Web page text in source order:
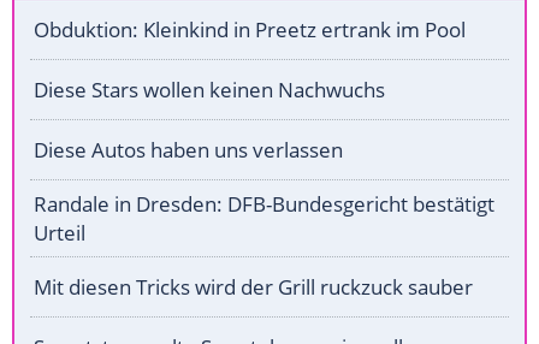
Obduktion: Kleinkind in Preetz ertrank im Pool
Diese Stars wollen keinen Nachwuchs
Diese Autos haben uns verlassen
Randale in Dresden: DFB-Bundesgericht bestätigt
Urteil
Mit diesen Tricks wird der Grill ruckzuck sauber